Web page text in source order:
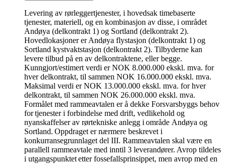
Levering av rørleggertjenester, i hovedsak timebaserte
tjenester, materiell, og en kombinasjon av disse, i området
Andøya (delkontrakt 1) og Sortland (delkontrakt 2).
Hovedlokasjoner er Andøya flystasjon (delkontrakt 1) og
Sortland kystvaktstasjon (delkontrakt 2). Tilbyderne kan
levere tilbud på en av delkontraktene, eller begge.
Kunngjort/estimert verdi er NOK 8.000.000 ekskl. mva. for
hver delkontrakt, til sammen NOK 16.000.000 ekskl. mva.
Maksimal verdi er NOK 13.000.000 ekskl. mva. for hver
delkontrakt, til sammen NOK 26.000.000 ekskl. mva.
Formålet med rammeavtalen er å dekke Forsvarsbyggs behov
for tjenester i forbindelse med drift, vedlikehold og
nyanskaffelser av rørtekniske anlegg i område Andøya og
Sortland. Oppdraget er nærmere beskrevet i
konkurransegrunnlaget del III. Rammeavtalen skal være en
parallell rammeavtale med inntil 3 leverandører. Avrop tildeles
i utgangspunktet etter fossefallsprinsippet, men avrop med en